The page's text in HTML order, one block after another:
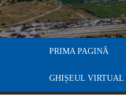
PRIMA PAGINĂ
GHIȘEUL VIRTUAL